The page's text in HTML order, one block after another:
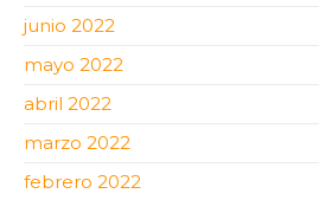
junio 2022
mayo 2022
abril 2022
marzo 2022
febrero 2022